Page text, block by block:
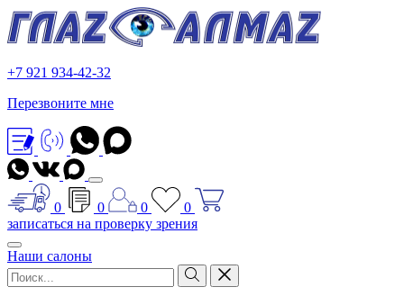
+7 921 934-42-32
Перезвоните мне
0 0 0
0
записаться на проверку зрения
Наши салоны